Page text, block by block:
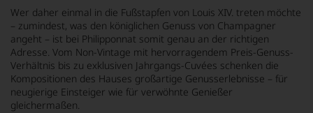
Wer daher einmal in die Fußstapfen von Louis XIV. treten möchte
– zumindest, was den königlichen Genuss von Champagner
angeht – ist bei Philipponnat somit genau an der richtigen
Adresse. Vom Non-Vintage mit hervorragendem Preis-Genuss-
Verhältnis bis zu exklusiven Jahrgangs-Cuvées schenken die
Kompositionen des Hauses großartige Genusserlebnisse – für
neugierige Einsteiger wie für verwöhnte Genießer
gleichermaßen.